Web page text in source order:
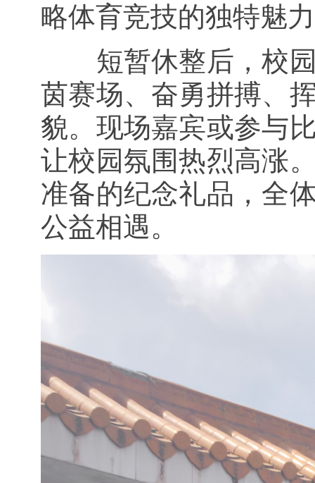
略体育竞技的独特魅
短暂休整后，校
茵赛场、奋勇拼搏、
貌。现场嘉宾或参与
让校园氛围热烈高涨
准备的纪念礼品，全
公益相遇。